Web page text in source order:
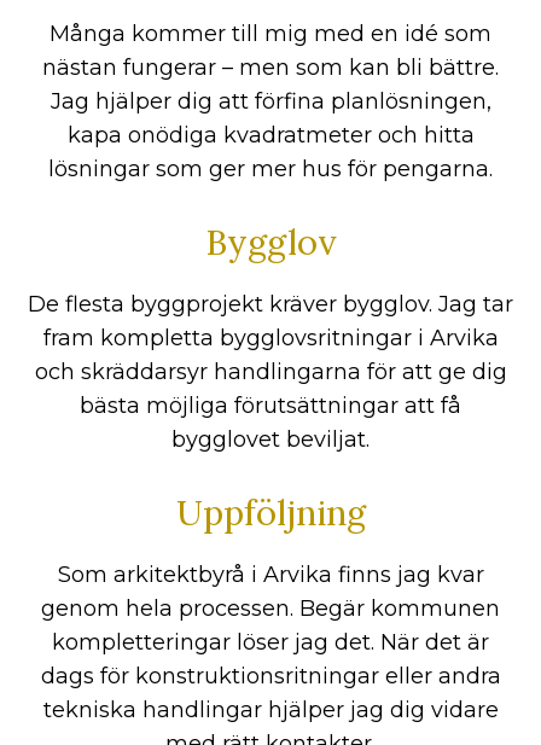
Många kommer till mig med en idé som
nästan fungerar – men som kan bli bättre.
Jag hjälper dig att förfina planlösningen,
kapa onödiga kvadratmeter och hitta
lösningar som ger mer hus för pengarna.
Bygglov
De flesta byggprojekt kräver bygglov. Jag tar
fram kompletta bygglovsritningar i Arvika
och skräddarsyr handlingarna för att ge dig
bästa möjliga förutsättningar att få
bygglovet beviljat.
Uppföljning
Som arkitektbyrå i Arvika finns jag kvar
genom hela processen. Begär kommunen
kompletteringar löser jag det. När det är
dags för konstruktionsritningar eller andra
tekniska handlingar hjälper jag dig vidare